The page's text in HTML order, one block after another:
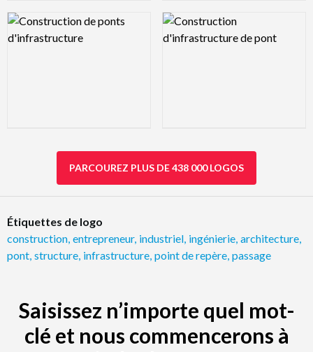
Logo Preview Image Logo Preview Image
PARCOUREZ PLUS DE 438 000 LOGOS
Étiquettes de logo
construction entrepreneur, industriel ingénierie architecture
pont structure infrastructure point de repère passage
Saisissez n’importe quel mot-
clé et nous commencerons à